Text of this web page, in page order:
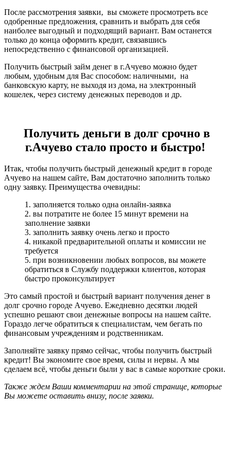
После рассмотрения заявки, вы сможете просмотреть все
одобренные предложения, сравнить и выбрать для себя
наиболее выгодный и подходящий вариант. Вам останется
только до конца оформить кредит, связавшись
непосредственно с финансовой организацией.
Получить быстрый займ денег в г.Ачуево можно будет
любым, удобным для Вас способом: наличными, на
банковскую карту, не выходя из дома, на электронный
кошелек, через систему денежных переводов и др.
Получить деньги в долг срочно в
г.Ачуево стало просто и быстро!
Итак, чтобы получить быстрый денежный кредит в городе
Ачуево на нашем сайте, Вам достаточно заполнить только
одну заявку. Преимущества очевидны:
1. заполняется только одна онлайн-заявка
2. вы потратите не более 15 минут времени на
заполнение заявки
3. заполнить заявку очень легко и просто
4. никакой предварительной оплаты и комиссии не
требуется
5. при возникновении любых вопросов, вы можете
обратиться в Службу поддержки клиентов, которая
быстро проконсультирует
Это самый простой и быстрый вариант получения денег в
долг срочно городе Ачуево. Ежедневно десятки людей
успешно решают свои денежные вопросы на нашем сайте.
Гораздо легче обратиться к специалистам, чем бегать по
финансовым учреждениям и родственникам.
Заполняйте заявку прямо сейчас, чтобы получить быстрый
кредит! Вы экономите свое время, силы и нервы. А мы
сделаем всё, чтобы деньги были у вас в самые короткие сроки.
Также ждем Ваши комментарии на этой странице, которые
Вы можете оставить внизу, после заявки.